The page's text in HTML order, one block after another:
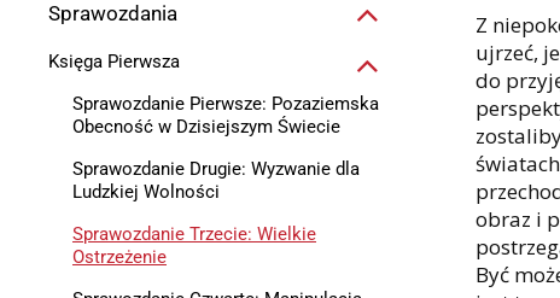
Sprawozdania
Księga Pierwsza
Sprawozdanie Pierwsze: Pozaziemska
Obecność w Dzisiejszym Świecie
Sprawozdanie Drugie: Wyzwanie dla
Ludzkiej Wolności
Sprawozdanie Trzecie: Wielkie
Ostrzeżenie
Z
ujrzeć,
do
obraz i
Być